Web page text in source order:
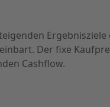
Ergebnisziele
Der fixe
Cashflow.